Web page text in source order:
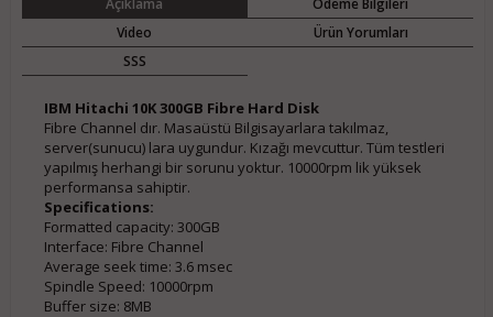
Video
Ürün Yorumları
SSS
IBM Hitachi 10K 300GB Fibre Hard Disk
Fibre Channel dır. Masaüstü Bilgisayarlara takılmaz,
server(sunucu) lara uygundur. Kızağı mevcuttur. Tüm testleri
yapılmış herhangi bir sorunu yoktur. 10000rpm lik yüksek
performansa sahiptir.
Specifications:
Formatted capacity: 300GB
Interface: Fibre Channel
Average seek time: 3.6 msec
Spindle Speed: 10000rpm
Buffer size: 8MB